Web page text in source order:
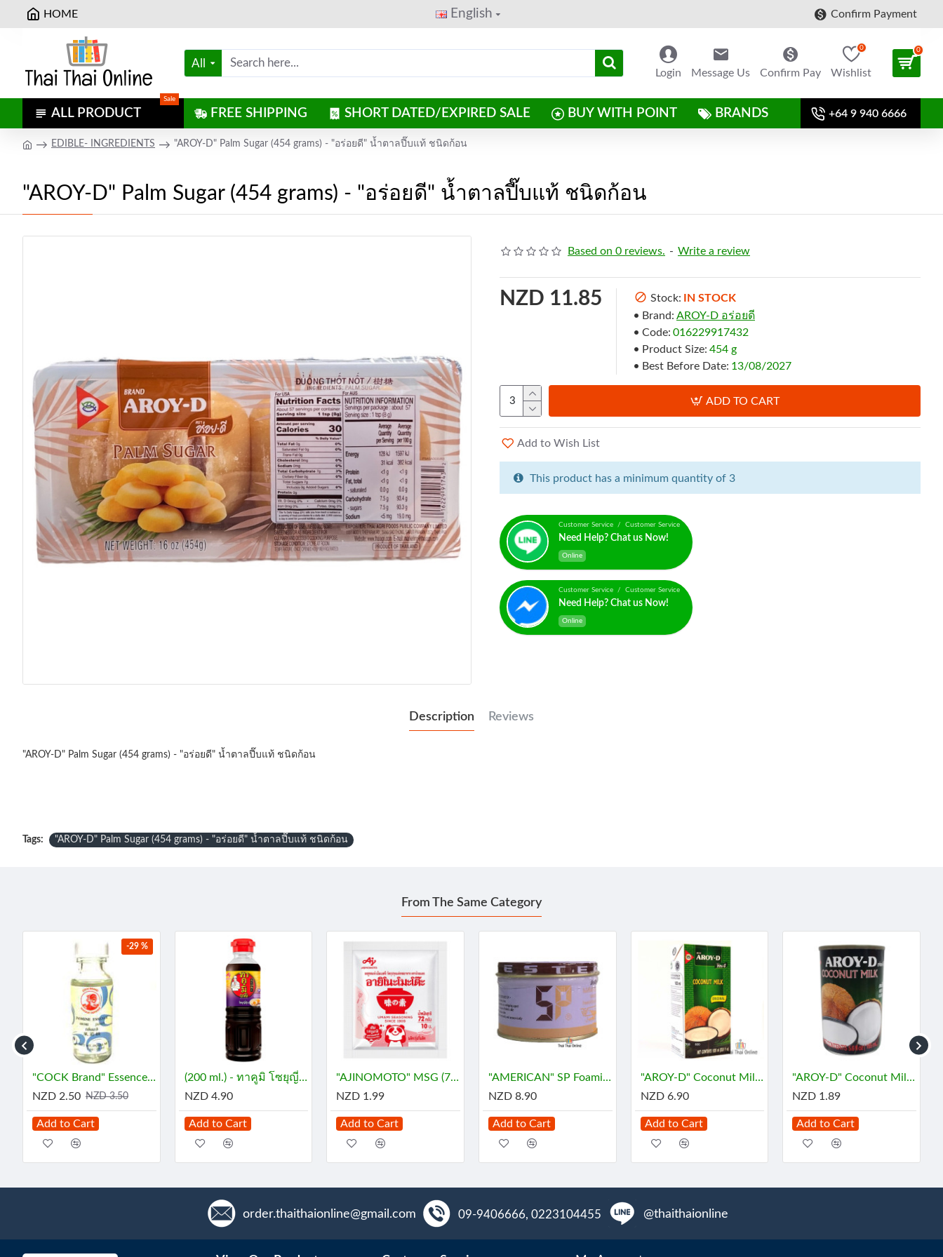
HOME English Confirm Payment
All
Login Message Us Confirm Pay Wishlist
0 0
ALL PRODUCT
Sale
FREE SHIPPING SHORT DATED/EXPIRED SALE BUY WITH POINT BRANDS +64 9 940 6666
EDIBLE- INGREDIENTS "AROY-D" Palm Sugar (454 grams) - "อร่อยดี" น้ำตาลปี๊บแท้ ชนิดก้อน
"AROY-D" Palm Sugar (454 grams) - "อร่อยดี" น้ำตาลปี๊บแท้ ชนิดก้อน
Based on 0 reviews. - Write a review
NZD 11.85 Stock: IN STOCK
Brand: AROY-D อร่อยดี
Code: 016229917432
Product Size: 454 g
Best Before Date: 13/08/2027
ADD TO CART
Add to Wish List
This product has a minimum quantity of 3
Customer Service / Customer Service
Need Help? Chat us Now!
Online
Customer Service / Customer Service
Need Help? Chat us Now!
Online
Description Reviews
"AROY-D" Palm Sugar (454 grams) - "อร่อยดี" น้ำตาลปี๊บแท้ ชนิดก้อน
Tags: "AROY-D" Palm Sugar (454 grams) - "อร่อยดี" น้ำตาลปี๊บแท้ ชนิดก้อน
From The Same Category
-29 %
"COCK Brand" Essence - JASMINE (29 mL) - กลิ่นมะลิ
NZD 2.50 NZD 3.50
Add to Cart
(200 ml.) - ทาคูมิ โซยุญี่ปุ่น
NZD 4.90
Add to Cart
"AJINOMOTO" MSG (72 grams) - ผงชูรส
NZD 1.99
Add to Cart
"AMERICAN" SP Foaming Agent, Emulsifying Agent for Cake (100 g.) - เอสพี
NZD 8.90
Add to Cart
"AROY-D" Coconut Milk (1 Liter) - กะทิ
NZD 6.90
Add to Cart
"AROY-D" Coconut Milk (165 mL) - กะทิ
NZD 1.89
Add to Cart
order.thaithaionline@gmail.com 09-9406666, 0223104455 @thaithaionline